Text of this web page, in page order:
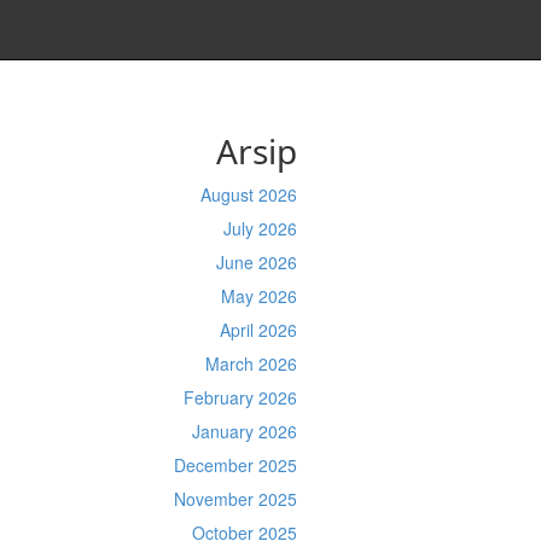
Arsip
August 2026
July 2026
June 2026
May 2026
April 2026
March 2026
February 2026
January 2026
December 2025
November 2025
October 2025